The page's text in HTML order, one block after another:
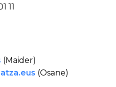
11
(Maider)
eus (Osane)